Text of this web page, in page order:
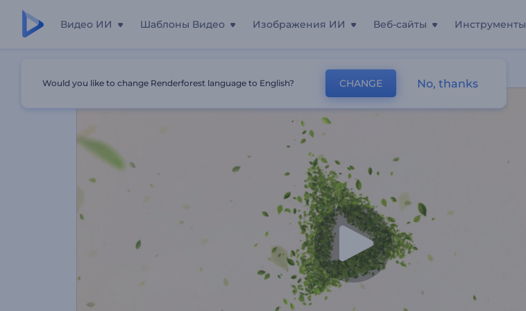
Видео ИИ Шаблоны Видео Изображения ИИ Веб-сайты Инструменты
Would you like to change Renderforest language to English? CHANGE No, thanks